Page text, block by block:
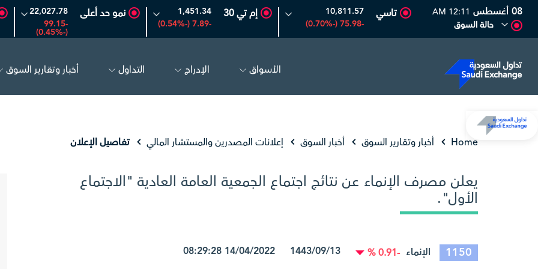
أديس 17.69
08 أغسطس
12:11 AM
حالة السوق
تاسي
10,811.57
-75.98 (-0.70%)
إم تي 30
1,451.34
-7.89 (-0.54%)
نمو حد أعلى
22,027.78
-99.15
(-0.45%)
الأسواق الإدراج التداول أخبار وتقارير السوق
Home أخبار وتقارير السوق أخبار السوق إعلانات المصدرين والمستشار المالي تفاصيل الإعلان
يعلن مصرف الإنماء عن نتائج اجتماع الجمعية العامة العادية "الاجتماع
الأول".
1150 الإنماء -0.91 %
1443/09/13 14/04/2022 08:29:28